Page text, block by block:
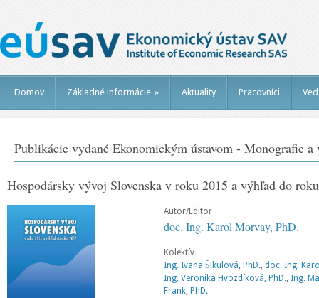
Domov Základné informácie » Aktuality Pracovníci
Publikácie vydané Ekonomickým ústavom - Monografie a
Hospodársky vývoj Slovenska v roku 2015 a výhľad do
Autor/Editor
doc. Ing. Karol Morvay, PhD.
Kolektív
Ing. Ivana Šikulová, PhD., doc. Ing.
Ing. Veronika Hvozdíková, PhD., Ing.
Frank, PhD.